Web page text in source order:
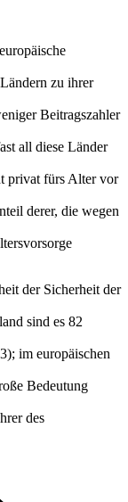
zu ihrer
Beitragszahler
all diese Länder
privat fürs Alter vor
derer, die wegen
der Sicherheit der
sind es 82
im europäischen
Bedeutung
des